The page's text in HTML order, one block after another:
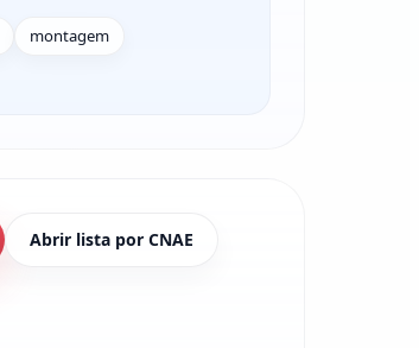
montagem
Abrir lista por CNAE